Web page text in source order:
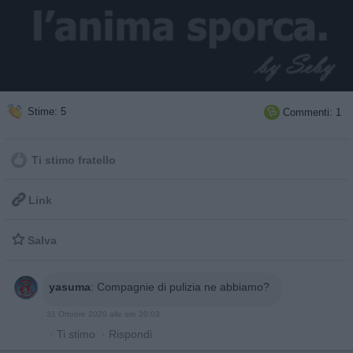
Stime: 5  Commenti: 1
Ti stimo fratello
 Link
 Salva
yasuma: Compagnie di pulizia ne abbiamo?
· Ti stimo · Rispondi